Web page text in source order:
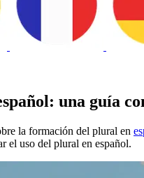
una guía
la formación del plural en
el uso del plural en español.